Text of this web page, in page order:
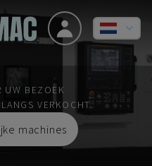
UW BEZOEK
VERKOCHT.
machines